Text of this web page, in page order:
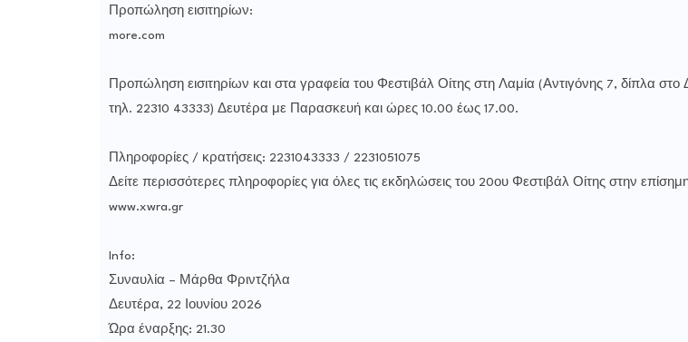
Προπώληση εισιτηρίων:
more.com
Προπώληση εισιτηρίων και στα γραφεία του Φεστιβάλ Οίτης στη Λαμία (Αντιγόνης 7, δίπλα στο
τηλ. 22310 43333) Δευτέρα με Παρασκευή και ώρες 10.00 έως 17.00.
Πληροφορίες / κρατήσεις: 2231043333 / 2231051075
Δείτε περισσότερες πληροφορίες για όλες τις εκδηλώσεις του 20ου Φεστιβάλ Οίτης στην
www.xwra.gr
Info:
Συναυλία – Μάρθα Φριντζήλα
Δευτέρα, 22 Ιουνίου 2026
Ώρα έναρξης: 21.30